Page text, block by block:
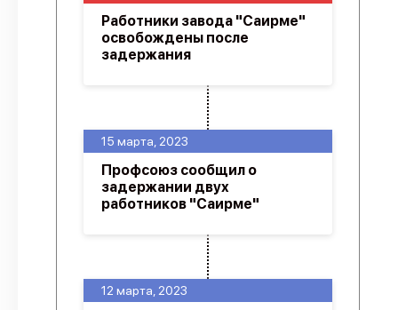
12 марта, 2023
15 марта, 2023
Профсоюз сообщил о
задержании двух
работников "Саирме"
Работники завода "Саирме"
освобождены после
задержания